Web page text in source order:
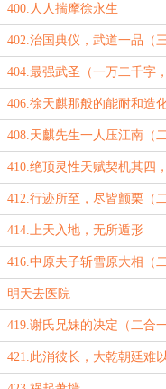
大章节）
400.人人揣摩徐永生
402.治国典仪，武道一品（
章节）
404.最强武圣（一万二千字
一大章节）
406.徐天麒那般的能耐和造
408.天麒先生一人压江南（
章节）
410.绝顶灵性天赋契机其四
金芽（二合一章节）
412.行迹所至，尽皆颤栗（
章节）
414.上天入地，无所遁形
416.中原夫子斩雪原大相（
章节）
明天去医院
419.谢氏兄妹的决定（二合
节）
421.此消彼长，大乾朝廷难